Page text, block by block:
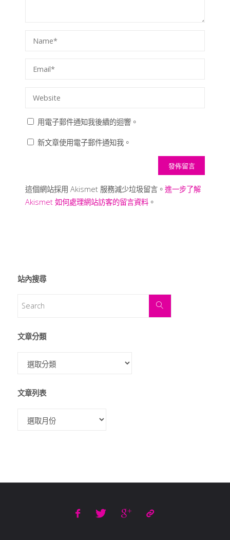
用電子郵件通知我後續的迴響。
新文章使用電子郵件通知我。
這個網站採用 Akismet 服務減少垃圾留言。 進一步了解
Akismet 如何處理網站訪客的留言資料。
站內搜尋
文章分類
文章列表